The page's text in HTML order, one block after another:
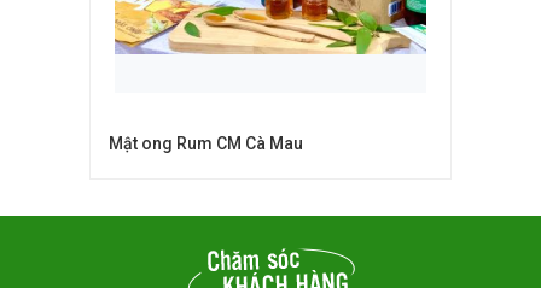
Mật ong Rum CM Cà Mau